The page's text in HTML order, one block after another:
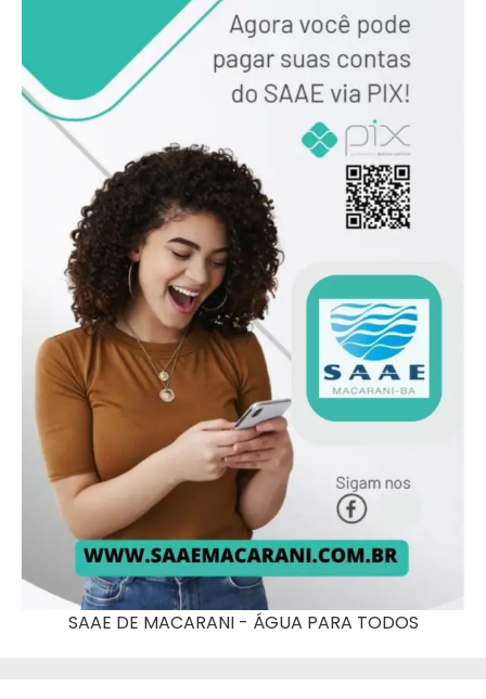
SAAE DE MACARANI - ÁGUA PARA TODOS